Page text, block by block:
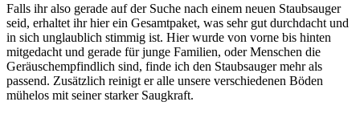
Falls ihr also gerade auf der Suche nach einem neuen Staubsauger
seid, erhaltet ihr hier ein Gesamtpaket, was sehr gut durchdacht und
in sich unglaublich stimmig ist. Hier wurde von vorne bis hinten
mitgedacht und gerade für junge Familien, oder Menschen die
Geräuschempfindlich sind, finde ich den Staubsauger mehr als
passend. Zusätzlich reinigt er alle unsere verschiedenen Böden
mühelos mit seiner starker Saugkraft.